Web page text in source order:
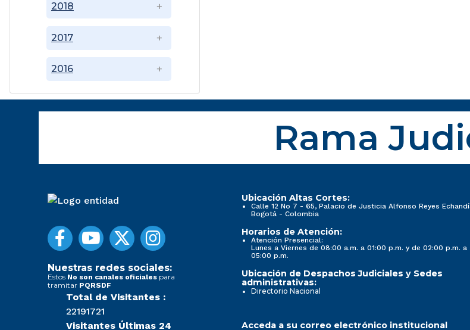
2016
2017
2018
Rama
Nuestras redes sociales:
Estos No son canales oficiales para
tramitar PQRSDF
Total de Visitantes :
22191721
Visitantes Últimas 24
Ubicación Altas Cortes:
Calle 12 No 7 - 65, Palacio de Justicia Alfonso Reyes
Bogotá - Colombia
Horarios de Atención:
Atención Presencial:
Lunes a Viernes de 08:00 a.m. a 01:00 p.m. y de 02:00 p.m. a
05:00 p.m.
Ubicación de Despachos Judiciales y Sedes
administrativas:
Directorio Nacional
Acceda a su correo electrónico institucional